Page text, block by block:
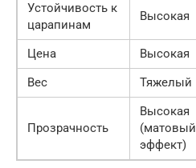
Устойчивость к
царапинам
Высокая
Цена Высокая
Вес
Тяжелый
Прозрачность
Высокая
(матовый
эффект)